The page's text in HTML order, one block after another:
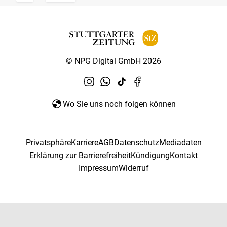
© NPG Digital GmbH 2026
Wo Sie uns noch folgen können
PrivatsphäreKarriereAGBDatenschutzMediadaten
Erklärung zur BarrierefreiheitKündigungKontakt
ImpressumWiderruf